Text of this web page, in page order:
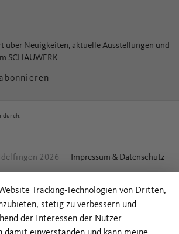
über Neuigkeiten, aktuelle Ausstellungen und
SCHAUWERK
durch:
2026 Impressum & Datenschutz
Tracking-Technologien von Dritten,
stetig zu verbessern und
der Interessen der Nutzer